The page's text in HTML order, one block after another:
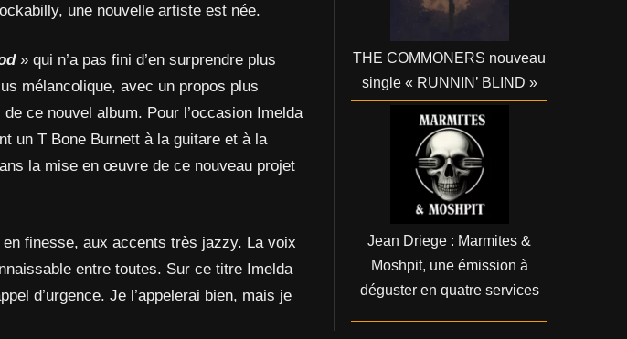
une nouvelle artiste est née.
» qui n’a pas fini d’en surprendre plus
mélancolique, avec un propos plus
ce nouvel album. Pour l’occasion Imelda
un T Bone Burnett à la guitare et à la
la mise en œuvre de ce nouveau projet
en finesse, aux accents très jazzy. La voix
entre toutes. Sur ce titre Imelda
d’urgence. Je l’appelerai bien, mais je
THE COMMONERS nouveau
single « RUNNIN’ BLIND »
Jean Driege : Marmites &
Moshpit, une émission à
déguster en quatre services